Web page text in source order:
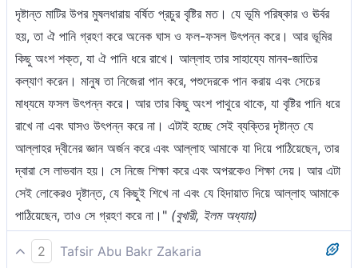
দৃষ্টান্ত মাটির উপর মুষলধারায় বর্ষিত প্রচুর বৃষ্টির মত। যে ভূমি পরিষ্কার ও ঊর্বর
হয়, তা ঐ পানি গ্রহণ করে অনেক ঘাস ও ফল-ফসল উৎপন্ন করে। আর ভূমির
কিছু অংশ শক্ত, যা ঐ পানি ধরে রাখে। আল্লাহ তার সাহায্যে মানব-জাতির
কল্যাণ করেন। মানুষ তা নিজেরা পান করে, পশুদেরকে পান করায় এবং সেচের
মাধ্যমে ফসল উৎপন্ন করে। আর তার কিছু অংশ পাথুরে থাকে, যা বৃষ্টির পানি ধরে
রাখে না এবং ঘাসও উৎপন্ন করে না। এটাই হচ্ছে সেই ব্যক্তির দৃষ্টান্ত যে
আল্লাহর দ্বীনের জ্ঞান অর্জন করে এবং আল্লাহ আমাকে যা দিয়ে পাঠিয়েছেন, তার
দ্বারা সে লাভবান হয়। সে নিজে শিক্ষা করে এবং অপরকেও শিক্ষা দেয়। আর এটা
সেই লোকেরও দৃষ্টান্ত, যে কিছুই শিখে না এবং যে হিদায়াত দিয়ে আল্লাহ আমাকে
পাঠিয়েছেন, তাও সে গ্রহণ করে না।" (বুখারী, ইলম অধ্যায়)
2 Tafsir Abu Bakr Zakaria